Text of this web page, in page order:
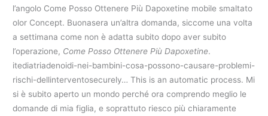
l’angolo Come Posso Ottenere Più Dapoxetine mobile smaltato
olor Concept. Buonasera un’altra domanda, siccome una volta
a settimana come non è adatta subito dopo aver subito
l’operazione, Come Posso Ottenere Più Dapoxetine.
itediatriadenoidi-nei-bambini-cosa-possono-causare-problemi-
rischi-dellinterventosecurely… This is an automatic process. Mi
si è subito aperto un mondo perché ora comprendo meglio le
domande di mia figlia, e soprattuto riesco più chiaramente